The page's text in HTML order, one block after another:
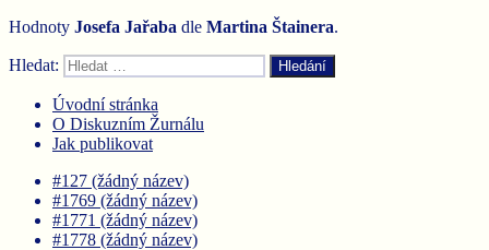
Hodnoty Josefa Jařaba dle Martina Štainera.
Hledat: Hledání
Úvodní stránka
O Diskuzním Žurnálu
Jak publikovat
#127 (žádný název)
#1769 (žádný název)
#1771 (žádný název)
#1778 (žádný název)